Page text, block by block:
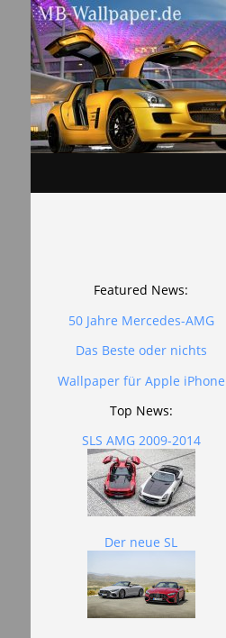
Featured News:
50 Jahre Mercedes-AMG
Das Beste oder nichts
Wallpaper für Apple iPhone
Top News:
SLS AMG 2009-2014
Der neue SL